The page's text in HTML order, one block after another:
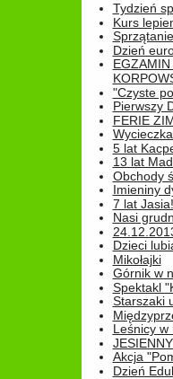
Tydzień
Kurs
Dzień
"Czyste
Pierwszy
FERIE
5 lat
13 lat
Obchody
Imieniny
7 lat Jasia!
Nasi
Dzieci
Mikołajki
Górnik w
Spektakl
Starszaki
Leśnicy w
Akcja
Dzień